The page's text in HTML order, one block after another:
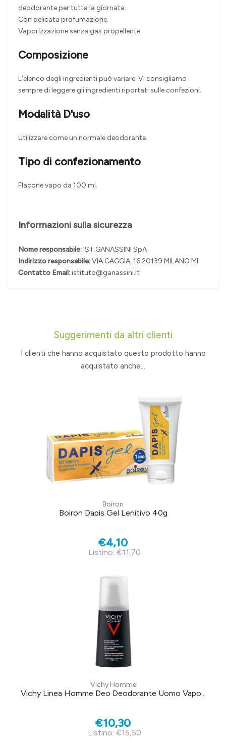
deodorante per tutta la giornata.
Con delicata profumazione.
Vaporizzazione senza gas propellente.
Composizione
L’elenco degli ingredienti può variare. Vi consigliamo
sempre di leggere gli ingredienti riportati sulle confezioni.
Modalità D'uso
Utilizzare come un normale deodorante.
Tipo di confezionamento
Flacone vapo da 100 ml.
Informazioni sulla sicurezza
Nome responsabile:IST.GANASSINI SpA
Indirizzo responsabile:VIA GAGGIA, 16 20139 MILANO MI
Contatto Email:istituto@ganassini.it
Suggerimenti da altri clienti
I clienti che hanno acquistato questo prodotto hanno
acquistato anche...
Boiron
Boiron Dapis Gel Lenitivo 40g
€4,10
Listino: €11,70
Vichy Homme
Vichy Linea Homme Deo Deodorante Uomo Vapo...
€10,30
Listino: €15,50